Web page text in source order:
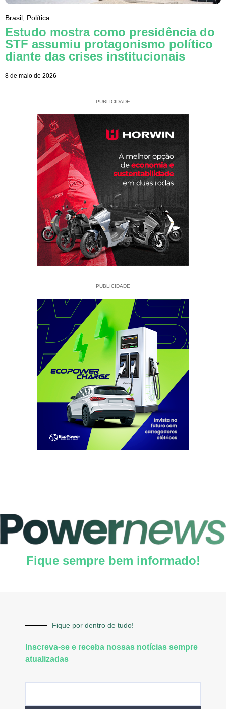
Brasil Política
Estudo mostra como presidência do
STF assumiu protagonismo político
diante das crises institucionais
8 de maio de 2026
PUBLICIDADE
PUBLICIDADE
Fique sempre bem informado!
Fique por dentro de tudo!
Inscreva-se e receba nossas notícias sempre
atualizadas